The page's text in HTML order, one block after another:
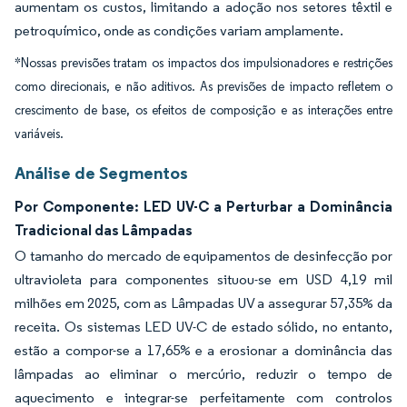
aumentam os custos, limitando a adoção nos setores têxtil e
petroquímico, onde as condições variam amplamente.
*Nossas previsões tratam os impactos dos impulsionadores e restrições
como direcionais, e não aditivos. As previsões de impacto refletem o
crescimento de base, os efeitos de composição e as interações entre
variáveis.
Análise de Segmentos
Por Componente: LED UV-C a Perturbar a Dominância
Tradicional das Lâmpadas
O tamanho do mercado de equipamentos de desinfecção por
ultravioleta para componentes situou-se em USD 4,19 mil
milhões em 2025, com as Lâmpadas UV a assegurar 57,35% da
receita. Os sistemas LED UV-C de estado sólido, no entanto,
estão a compor-se a 17,65% e a erosionar a dominância das
lâmpadas ao eliminar o mercúrio, reduzir o tempo de
aquecimento e integrar-se perfeitamente com controlos